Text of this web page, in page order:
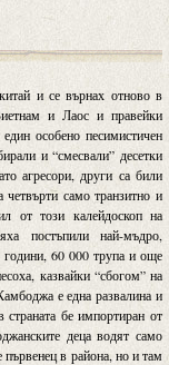
и се върнах отново в
и Лаос и правейки
особено песимистичен
и “смесвали” десетки
агресори, други са били
само транзитно и
от този калейдоскоп на
постъпили най-мъдро,
години, 60 000 трупа и още
казвайки “сбогом” на
е една развалина и
бе импортиран от
деца водят само
първенец в района, но и там